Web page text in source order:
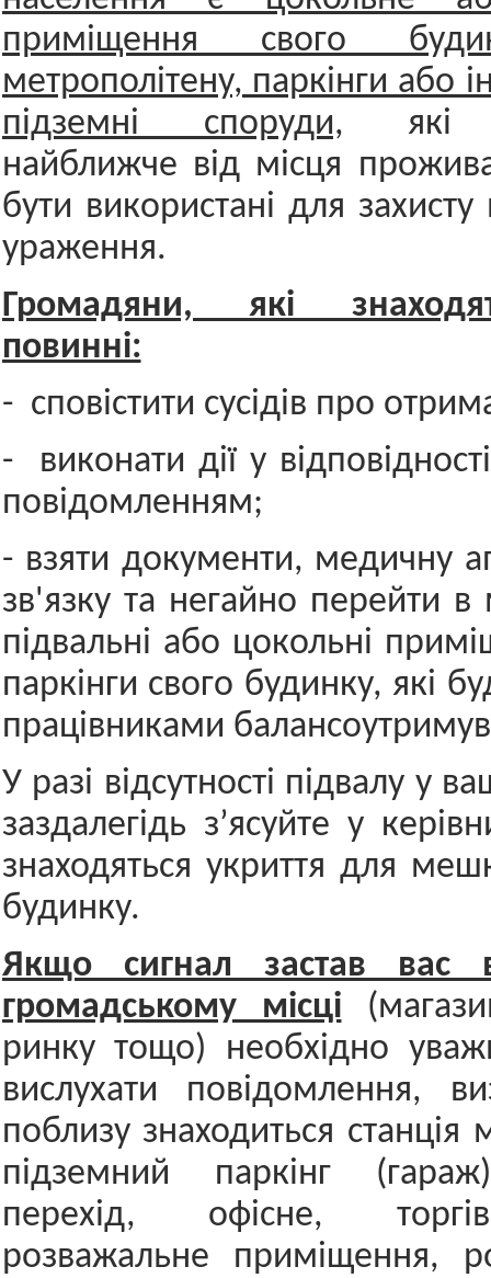
приміщення свого
метрополітену, паркінги або
підземні споруди, які
найближче від місця
бути використані для захисту
ураження.
Громадяни, які
повинні:
- сповістити сусідів про
- виконати дії у
повідомленням;
- взяти документи, медичну
зв'язку та негайно перейти в
підвальні або цокольні
паркінги свого будинку, які
працівниками
У разі відсутності підвалу у
заздалегідь з’ясуйте у
знаходяться укриття для
будинку.
Якщо сигнал застав вас в
громадському місці
ринку тощо) необхідно
вислухати повідомлення,
поблизу знаходиться станція
підземний паркінг
перехід, офісне,
розважальне приміщення,